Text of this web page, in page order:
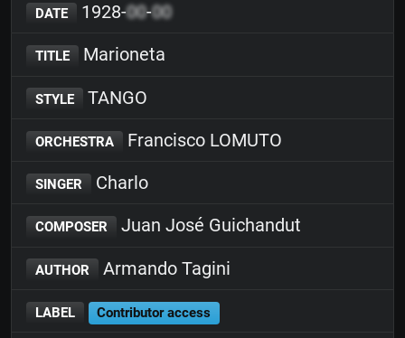
DATE 1928-00-00
TITLE Marioneta
STYLE TANGO
ORCHESTRA Francisco LOMUTO
SINGER Charlo
COMPOSER Juan José Guichandut
AUTHOR Armando Tagini
LABEL Contributor access